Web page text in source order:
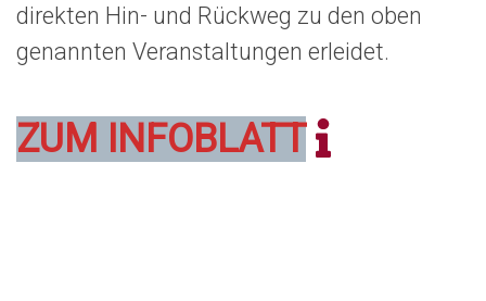
direkten Hin- und Rückweg zu den oben
genannten Veranstaltungen erleidet.
ZUM INFOBLATT